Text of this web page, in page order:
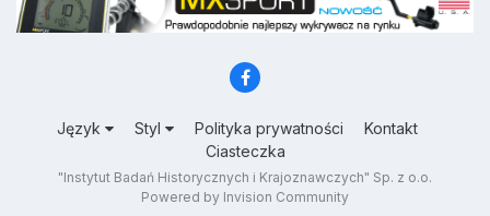
Język Styl Polityka prywatności
Kontakt
Ciasteczka
"Instytut Badań Historycznych i Krajoznawczych" Sp. z o.o.
Powered by Invision Community